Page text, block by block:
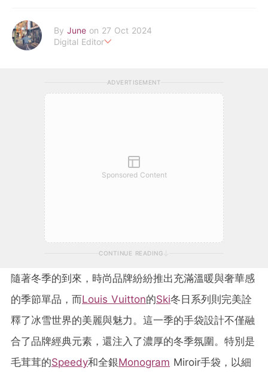
By June on 27 Oct 2024
Digital Editor
june.huang@poplady-mag.comADVERTISEMENT
Sponsored Content
CONTINUE READING
隨著冬季的到來，時尚品牌紛紛推出充滿溫暖與奢華感
的季節單品，而Louis Vuitton的Ski冬日系列則完美詮
釋了冰雪世界的美麗與魅力。這一季的手袋設計不僅融
合了品牌經典元素，還注入了濃厚的冬季氛圍。特別是
毛茸茸的Speedy和全銀Monogram Miroir手袋，以細